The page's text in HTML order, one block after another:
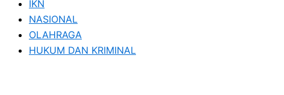
IKN
NASIONAL
OLAHRAGA
HUKUM DAN KRIMINAL